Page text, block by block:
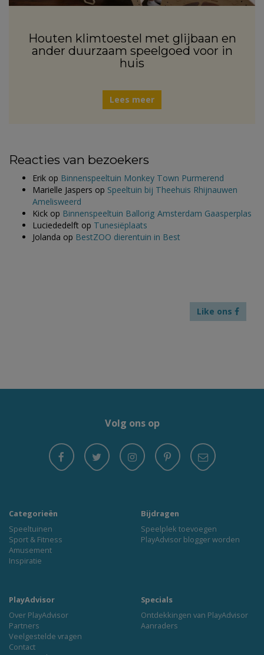
Houten klimtoestel met glijbaan en
ander duurzaam speelgoed voor in
huis
Lees meer
Reacties van bezoekers
Erik op Binnenspeeltuin Monkey Town Purmerend
Marielle Jaspers op Speeltuin bij Theehuis Rhijnauwen
Amelisweerd
Kick op Binnenspeeltuin Ballorig Amsterdam Gaasperplas
Luciededelft op Tunesiëplaats
Jolanda op BestZOO dierentuin in Best
Like ons
Volg ons op
Categorieën
Speeltuinen
Sport & Fitness
Amusement
Inspiratie
Bijdragen
Speelplek toevoegen
PlayAdvisor blogger worden
PlayAdvisor
Over PlayAdvisor
Partners
Veelgestelde vragen
Contact
Specials
Ontdekkingen van PlayAdvisor
Aanraders